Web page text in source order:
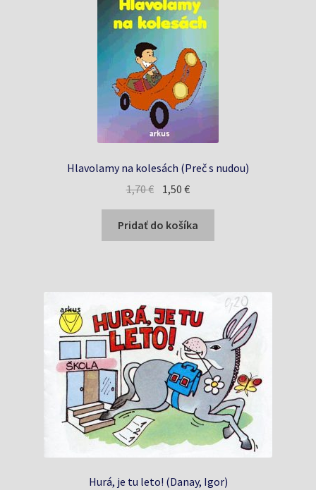
Hlavolamy na kolesách (Preč s nudou)
1,70€ Pôvodná
cena
bola:
1,70 €.
1,50€Aktuálna
cena
je:
1,50 €.
Pridať do košíka
Hurá, je tu leto! (Danay, Igor)